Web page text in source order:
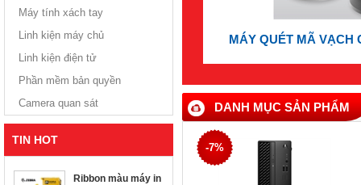
Máy tính xách tay
Linh kiện máy chủ
Linh kiện điện tử
Phần mềm bản quyền
Camera quan sát
TIN HOT
Ribbon màu máy in
MÁY QUÉT MÃ VẠCH
DANH MỤC SẢN PHẨM
-7%